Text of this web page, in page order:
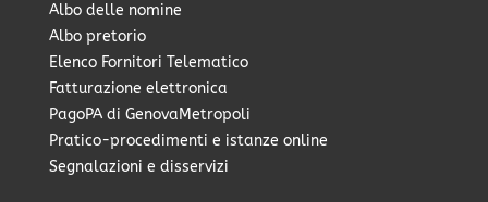
Albo delle nomine
Albo pretorio
Elenco Fornitori Telematico
Fatturazione elettronica
PagoPA di GenovaMetropoli
Pratico-procedimenti e istanze online
Segnalazioni e disservizi